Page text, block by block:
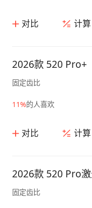
对比 计算
2026款 520 Pro+
固定齿比
11%的人喜欢
对比 计算
2026款 520 Pro
固定齿比